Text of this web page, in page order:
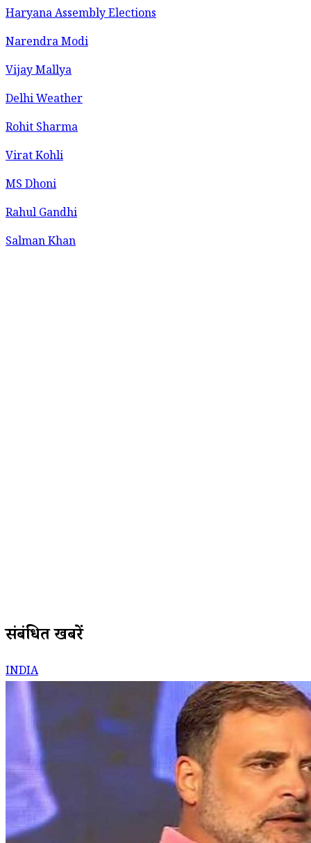
Haryana Assembly Elections
Narendra Modi
Vijay Mallya
Delhi Weather
Rohit Sharma
Virat Kohli
MS Dhoni
Rahul Gandhi
Salman Khan
संबंधित खबरें
INDIA